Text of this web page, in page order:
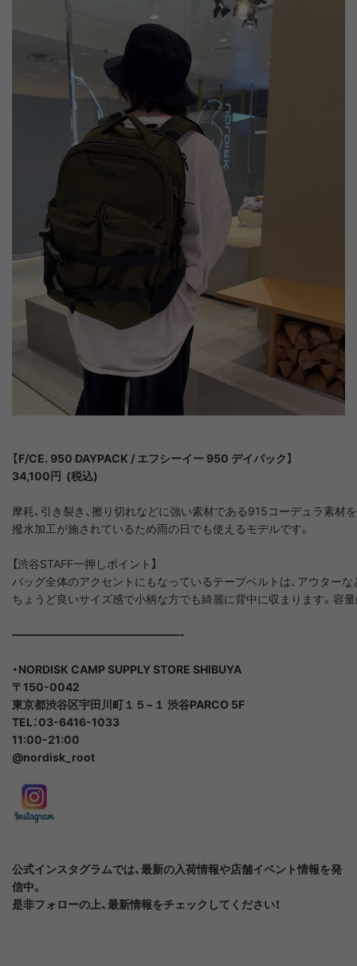
【F/CE. 950 DAYPACK / エフシーイー 950 デイパック】
34,100円  (税込)
摩耗、引き裂き、擦り切れなどに強い素材である915コーデュラ素材
撥水加工が施されているため雨の日でも使えるモデルです。
【渋谷STAFF一押しポイント】
バッグ全体のアクセントにもなっているテープベルトは、アウター
ちょうど良いサイズ感で小柄な方でも綺麗に背中に収まります。容
———————————————-
・NORDISK CAMP SUPPLY STORE SHIBUYA
〒150-0042
東京都渋谷区宇田川町１５−１ 渋谷PARCO 5F
TEL：03-6416-1033
11:00-21:00
@nordisk_root
公式インスタグラムでは、最新の入荷情報や店舗イベント情報を発
信中。
是非フォローの上、最新情報をチェックしてください！